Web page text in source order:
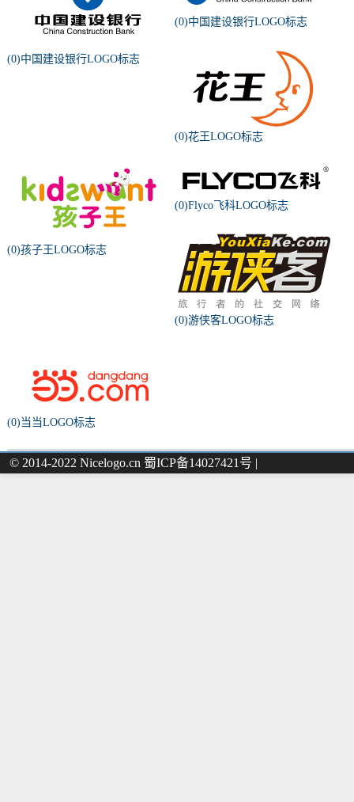
(0)中国建设银行LOGO标志
(0)中国建设银行LOGO标志
(0)花王LOGO标志
(0)孩子王LOGO标志
(0)Flyco飞科LOGO标志
(0)游侠客LOGO标志
(0)当当LOGO标志
© 2014-2022 Nicelogo.cn 蜀ICP备14027421号 |